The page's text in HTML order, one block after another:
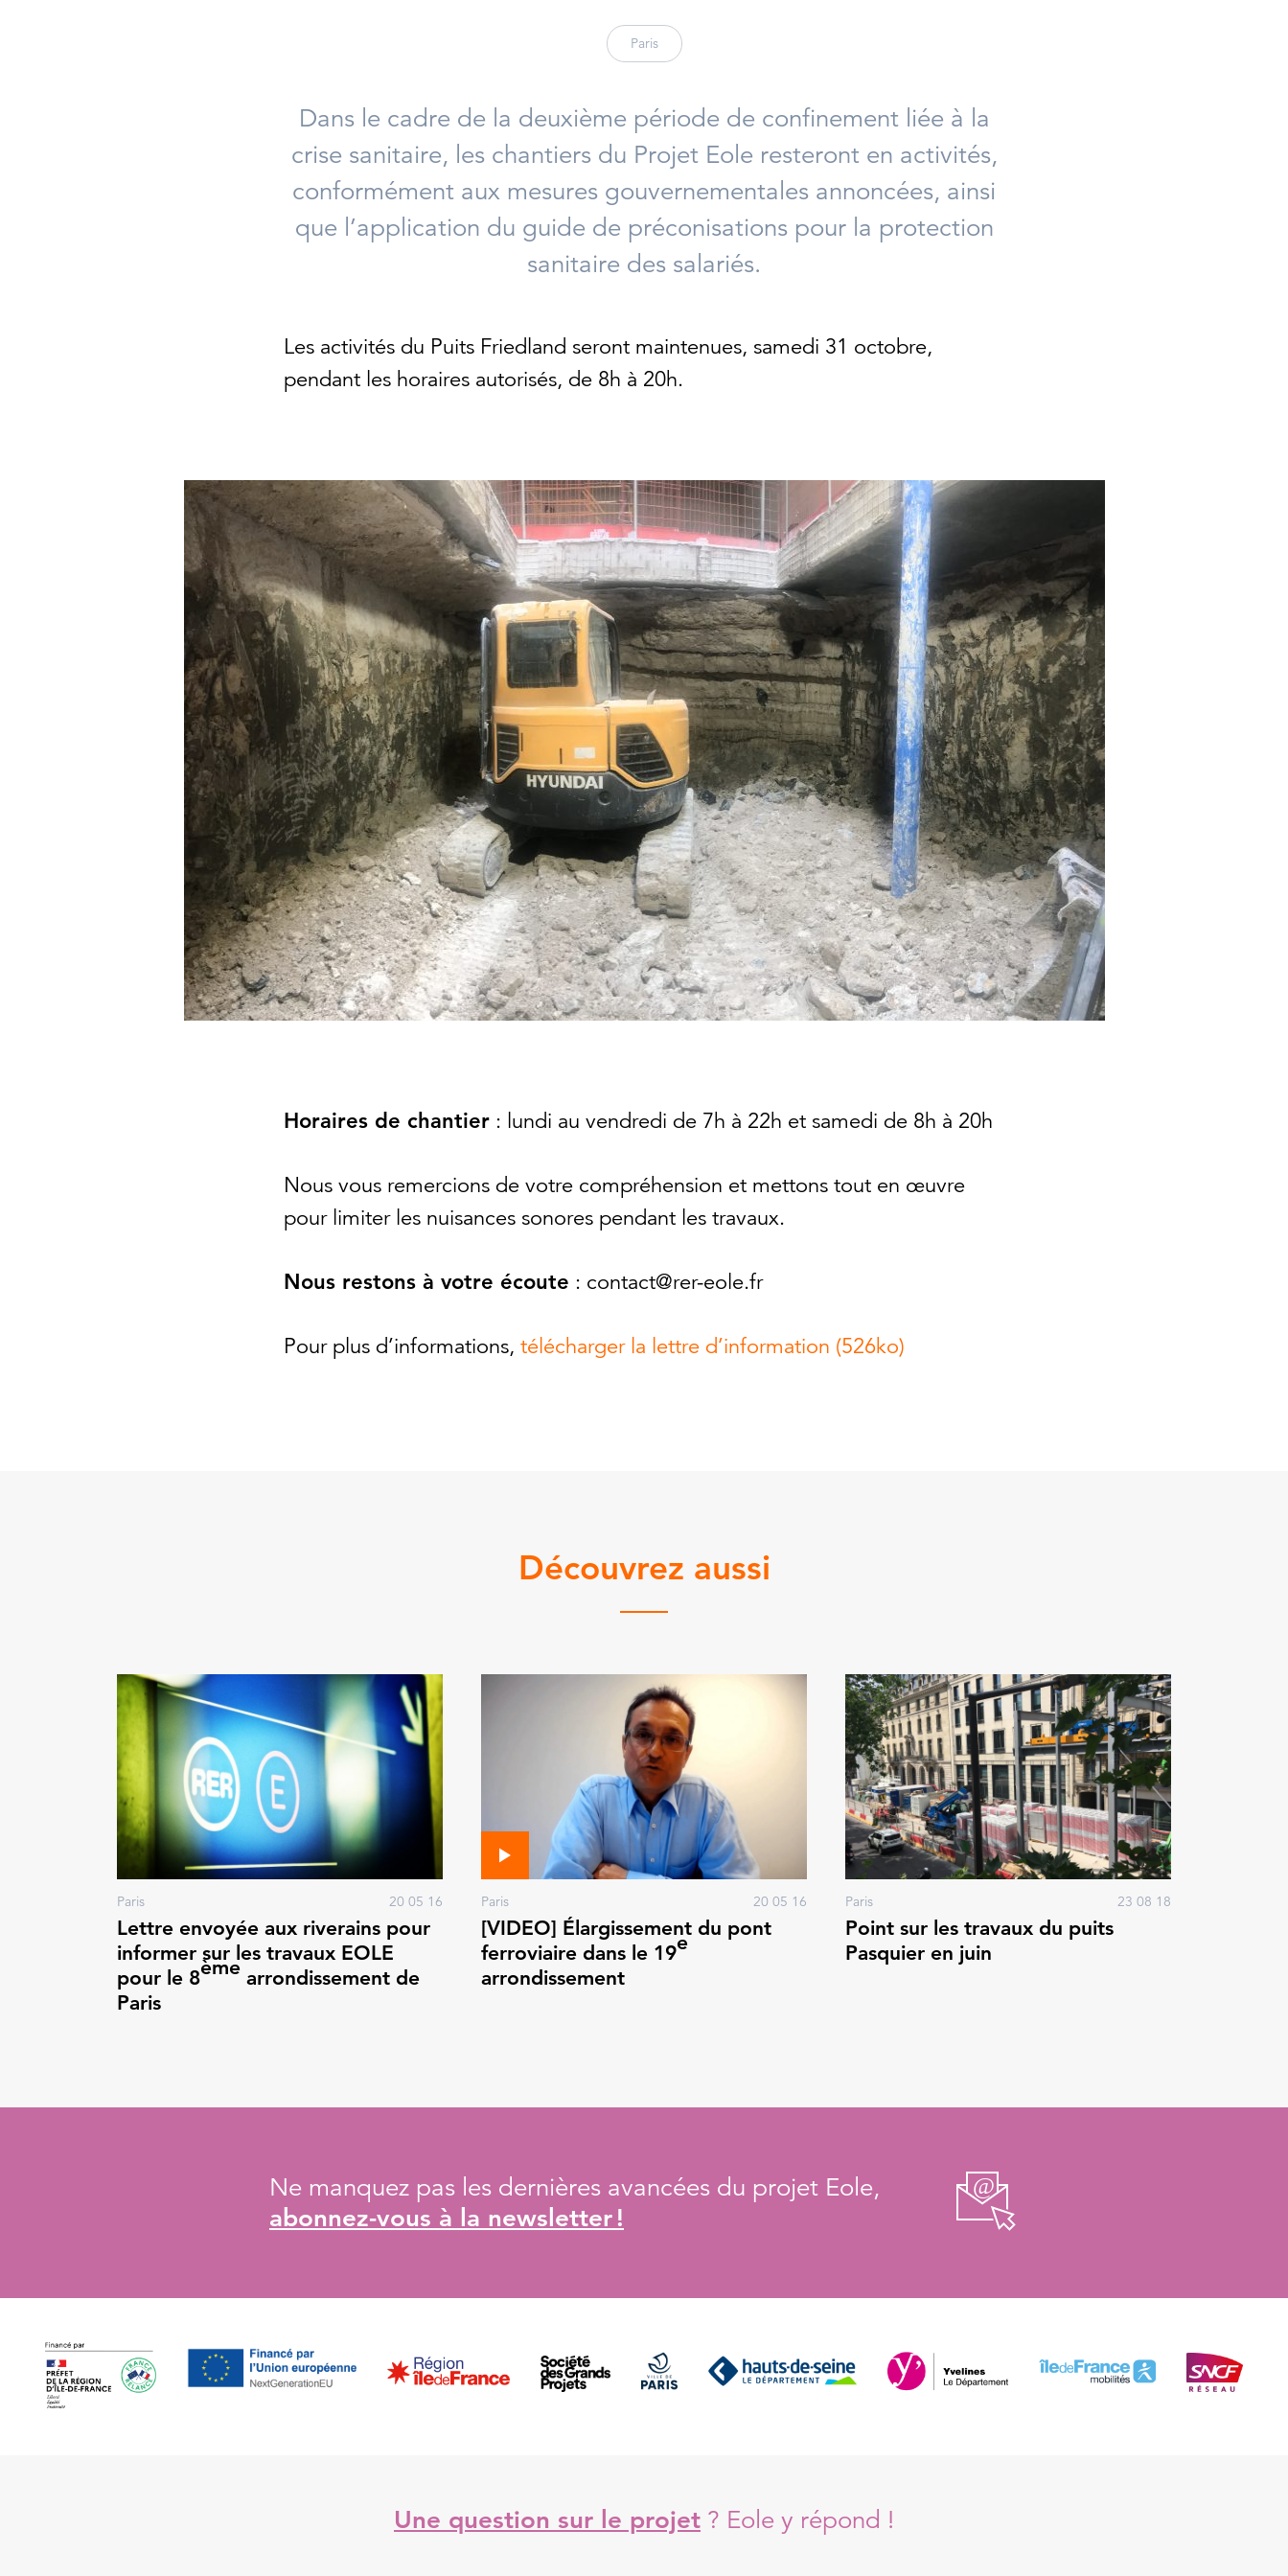
Paris
Dans le cadre de la deuxième période de confinement liée à la
crise sanitaire, les chantiers du Projet Eole resteront en activités,
conformément aux mesures gouvernementales annoncées, ainsi
que l’application du guide de préconisations pour la protection
sanitaire des salariés.
Les activités du Puits Friedland seront maintenues, samedi 31 octobre,
pendant les horaires autorisés, de 8h à 20h.
Horaires de chantier: lundi au vendredi de 7h à 22h et samedi de 8h à 20h
Nous vous remercions de votre compréhension et mettons tout en œuvre
pour limiter les nuisances sonores pendant les travaux.
Nous restons à votre écoute : contact@rer-eole.fr
Pour plus d’informations, télécharger la lettre d’information (526ko)
Découvrez aussi
Paris 20 05 16
Lettre envoyée aux riverains pour
informer sur les travaux EOLE
pour le 8ème arrondissement de
Paris
Paris 20 05 16
[VIDEO] Élargissement du pont
ferroviaire dans le 19e
arrondissement
Paris 23 08 18
Point sur les travaux du puits
Pasquier en juin
Ne manquez pas les dernières avancées du projet Eole,
abonnez-vous à la newsletter !
Une question sur le projet ? Eole y répond !